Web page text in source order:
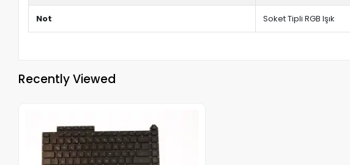
Not Soket Tipli RGB Işık
Recently Viewed